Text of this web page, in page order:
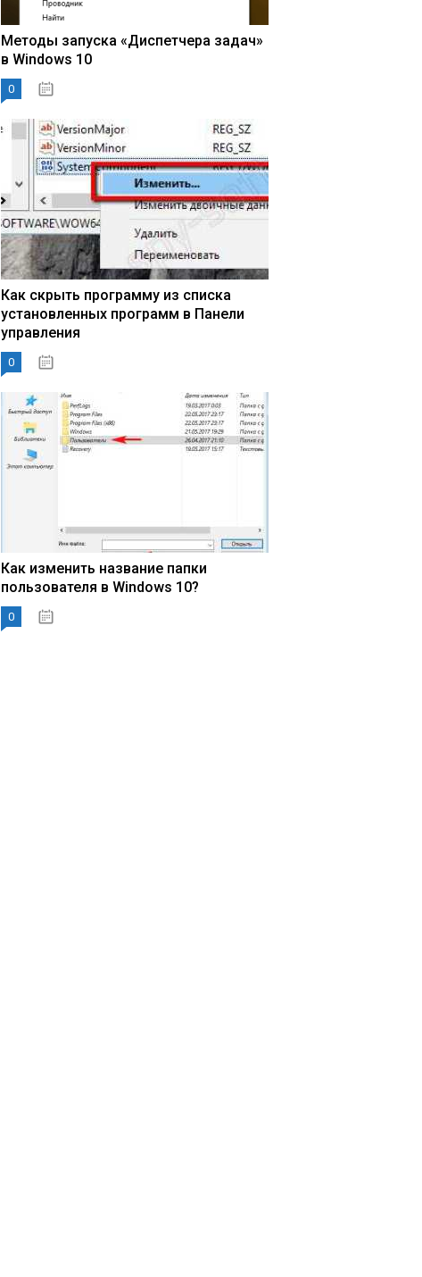
Методы запуска «Диспетчера задач»
в Windows 10
0
Как скрыть программу из списка
установленных программ в Панели
управления
0
Как изменить название папки
пользователя в Windows 10?
0